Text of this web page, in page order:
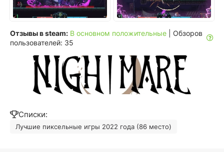
Отзывы в steam: В основном положительные
| Обзоров
пользователей: 35
Списки:
Лучшие пиксельные игры 2022 года (86 место)